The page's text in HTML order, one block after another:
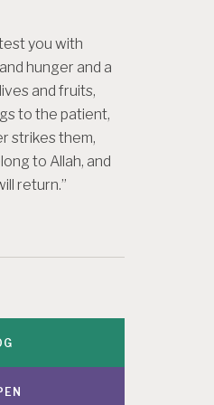
you with
hunger and a
and fruits,
to the patient,
strikes them,
to Allah, and
return.”